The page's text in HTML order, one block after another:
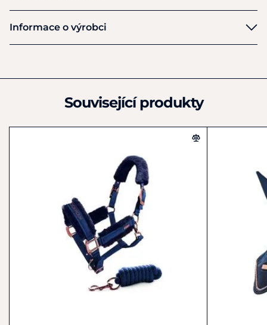
zipy. Nesušte v sušičce. Nepoužívejte změkčovadla tkanin,
bělidla.
Equestrian Stockholm
Informace o výrobci
Rökerigatan 19
Související produkty